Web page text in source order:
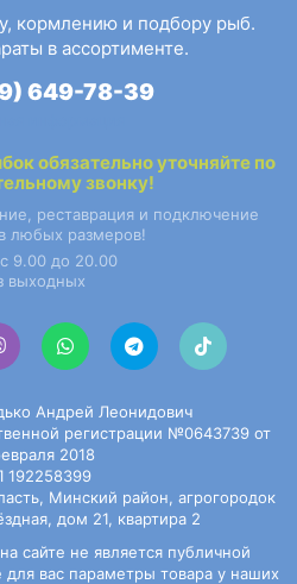
кормлению и подбору рыб.
в ассортименте.
649-78-39
обязательно уточняйте по
звонку!
реставрация и подключение
любых размеров!
9.00 до 20.00
выходных
Андрей Леонидович
регистрации №0643739 от
2018
192258399
Минский район, агрогородок
дом 21, квартира 2
сайте не является публичной
вас параметры товара у наших